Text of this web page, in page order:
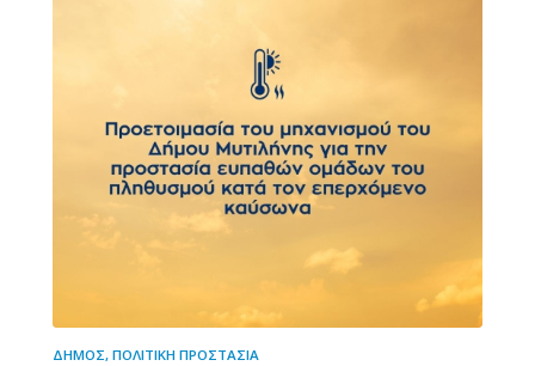
ΔΉΜΟΣ, ΠΟΛΙΤΙΚΉ ΠΡΟΣΤΑΣΊΑ